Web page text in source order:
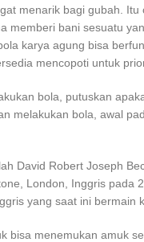
menarik bagi gubah.
memberi bani sesuatu
karya agung bisa
mencopoti untuk
bola, putuskan
melakukan bola, awal
David Robert Joseph
London, Inggris pada
yang saat ini bermain
bisa menemukan amuk